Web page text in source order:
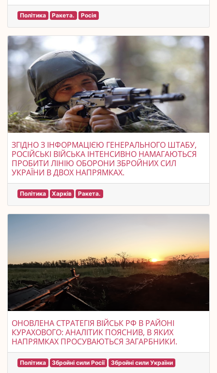
Політика Ракета. Росія
ЗГІДНО З ІНФОРМАЦІЄЮ ГЕНЕРАЛЬНОГО ШТАБУ,
РОСІЙСЬКІ ВІЙСЬКА ІНТЕНСИВНО НАМАГАЮТЬСЯ
ПРОБИТИ ЛІНІЮ ОБОРОНИ ЗБРОЙНИХ СИЛ
УКРАЇНИ В ДВОХ НАПРЯМКАХ.
Політика Харків Ракета.
ОНОВЛЕНА СТРАТЕГІЯ ВІЙСЬК РФ В РАЙОНІ
КУРАХОВОГО: АНАЛІТИК ПОЯСНИВ, В ЯКИХ
НАПРЯМКАХ ПРОСУВАЮТЬСЯ ЗАГАРБНИКИ.
Політика Збройні сили Росії Збройні сили України